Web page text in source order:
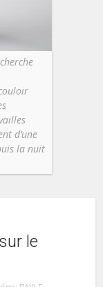
d’une
la nuit
le